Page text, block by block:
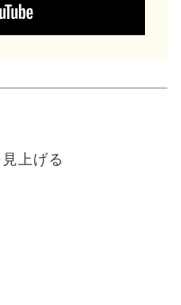
上げる